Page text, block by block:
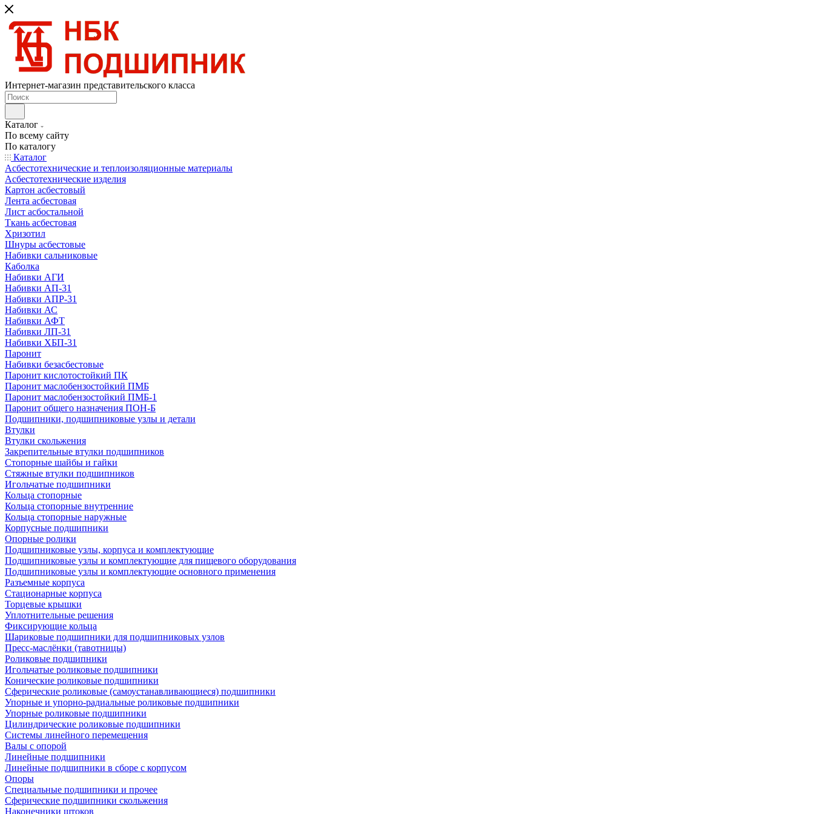
Интернет-магазин представительского класса
Каталог
По всему сайту
По каталогу
Каталог
Асбестотехнические и теплоизоляционные материалы
Асбестотехнические изделия
Картон асбестовый
Лента асбестовая
Лист асбостальной
Ткань асбестовая
Хризотил
Шнуры асбестовые
Набивки сальниковые
Каболка
Набивки АГИ
Набивки АП-31
Набивки АПР-31
Набивки АС
Набивки АФТ
Набивки ЛП-31
Набивки ХБП-31
Паронит
Набивки безасбестовые
Паронит кислотостойкий ПК
Паронит маслобензостойкий ПМБ
Паронит маслобензостойкий ПМБ-1
Паронит общего назначения ПОН-Б
Подшипники, подшипниковые узлы и детали
Втулки
Втулки скольжения
Закрепительные втулки подшипников
Стопорные шайбы и гайки
Стяжные втулки подшипников
Игольчатые подшипники
Кольца стопорные
Кольца стопорные внутренние
Кольца стопорные наружные
Корпусные подшипники
Опорные ролики
Подшипниковые узлы, корпуса и комплектующие
Подшипниковые узлы и комплектующие для пищевого оборудования
Подшипниковые узлы и комплектующие основного применения
Разъемные корпуса
Стационарные корпуса
Торцевые крышки
Уплотнительные решения
Фиксирующие кольца
Шариковые подшипники для подшипниковых узлов
Пресс-маслёнки (тавотницы)
Роликовые подшипники
Игольчатые роликовые подшипники
Конические роликовые подшипники
Сферические роликовые (самоустанавливающиеся) подшипники
Упорные и упорно-радиальные роликовые подшипники
Упорные роликовые подшипники
Цилиндрические роликовые подшипники
Системы линейного перемещения
Валы с опорой
Линейные подшипники
Линейные подшипники в сборе с корпусом
Опоры
Специальные подшипники и прочее
Сферические подшипники скольжения
Наконечники штоков